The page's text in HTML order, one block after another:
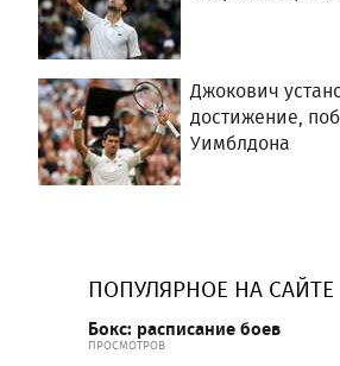
Джокович
достижение,
Уимблдона
ПОПУЛЯРНОЕ НА САЙТЕ
Бокс: расписание боев
ПРОСМОТРОВ